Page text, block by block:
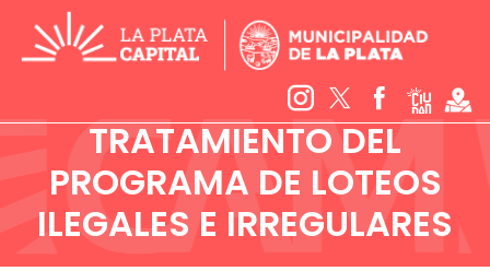
TRATAMIENTO DEL
PROGRAMA DE LOTEOS
ILEGALES E IRREGULARES